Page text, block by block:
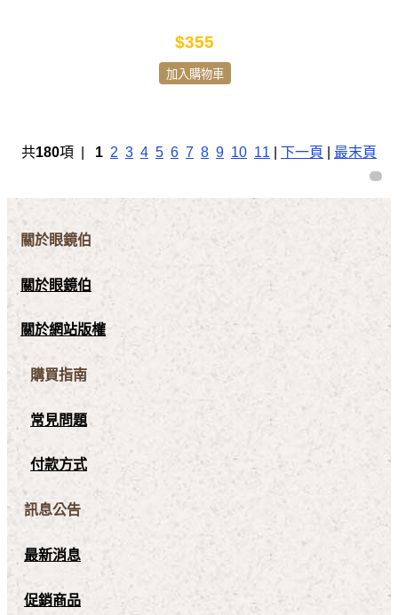
$355
加入購物車
共180項 | 1 2 3 4 5 6 7 8 9 10 11 下一頁 最末頁
關於眼鏡伯
關於眼鏡伯
關於網站版權
購買指南
常見問題
付款方式
訊息公告
最新消息
促銷商品